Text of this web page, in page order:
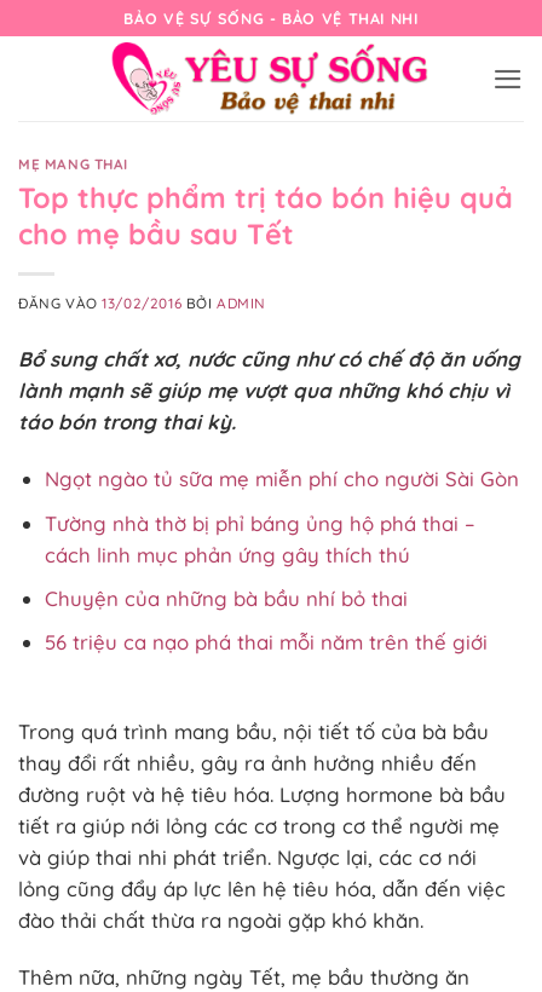
BẢO VỆ SỰ SỐNG - BẢO VỆ THAI NHI
MẸ MANG THAI
Top thực phẩm trị táo bón hiệu quả
cho mẹ bầu sau Tết
ĐĂNG VÀO13/02/2016 BỞIADMIN
Bổ sung chất xơ, nước cũng như có chế độ ăn uống
lành mạnh sẽ giúp mẹ vượt qua những khó chịu vì
táo bón trong thai kỳ.
Ngọt ngào tủ sữa mẹ miễn phí cho người Sài Gòn
Tường nhà thờ bị phỉ báng ủng hộ phá thai –
cách linh mục phản ứng gây thích thú
Chuyện của những bà bầu nhí bỏ thai
56 triệu ca nạo phá thai mỗi năm trên thế giới
Trong quá trình mang bầu, nội tiết tố của bà bầu
thay đổi rất nhiều, gây ra ảnh hưởng nhiều đến
đường ruột và hệ tiêu hóa. Lượng hormone bà bầu
tiết ra giúp nới lỏng các cơ trong cơ thể người mẹ
và giúp thai nhi phát triển. Ngược lại, các cơ nới
lỏng cũng đẩy áp lực lên hệ tiêu hóa, dẫn đến việc
đào thải chất thừa ra ngoài gặp khó khăn.
Thêm nữa, những ngày Tết, mẹ bầu thường ăn